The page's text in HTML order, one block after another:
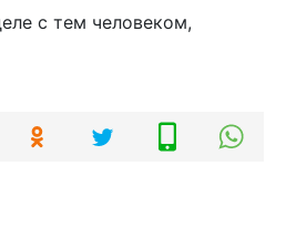
с тем человеком,